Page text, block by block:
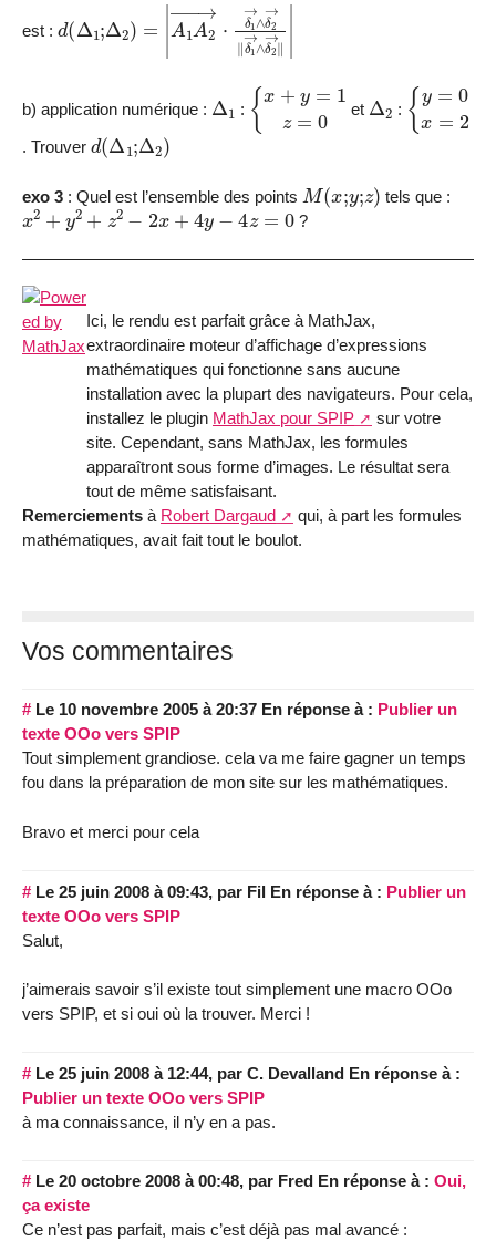
est : d( Δ Δ ) 1A2→ 1→∧
b) application numérique : Δ : {x+ y= 1 z= 0 et Δ : {y= 0x =2
. Trouver d( Δ Δ )
exo 3 : Quel est l’ensemble des points M(x tels que :
x2+y 2+z2−2x +4y−4z= 0 ?
Ici, le rendu est parfait grâce à MathJax,
extraordinaire moteur d’affichage d’expressions
mathématiques qui fonctionne sans aucune
installation avec la plupart des navigateurs. Pour cela,
installez le plugin MathJax pour SPIP
sur votre
site. Cependant, sans MathJax, les formules
apparaîtront sous forme d’images. Le résultat sera
tout de même satisfaisant.
Remerciements à Robert Dargaud
qui, à part les formules
mathématiques, avait fait tout le boulot.
Vos commentaires
# Le 10 novembre 2005 à 20:37 En réponse à : Publier un
texte OOo vers SPIP
Tout simplement grandiose. cela va me faire gagner un temps
fou dans la préparation de mon site sur les mathématiques.
Bravo et merci pour cela
# Le 25 juin 2008 à 09:43, par Fil En réponse à : Publier un
texte OOo vers SPIP
Salut,
j’aimerais savoir s’il existe tout simplement une macro OOo
vers SPIP, et si oui où la trouver. Merci !
# Le 25 juin 2008 à 12:44, par C. Devalland En réponse à :
Publier un texte OOo vers SPIP
à ma connaissance, il n’y en a pas.
# Le 20 octobre 2008 à 00:48, par Fred En réponse à : Oui,
ça existe
Ce n’est pas parfait, mais c’est déjà pas mal avancé :